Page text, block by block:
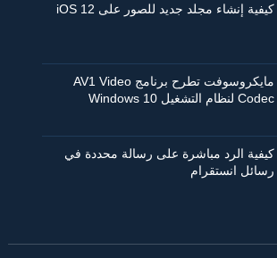
كيفية إنشاء مجلد جديد للصور على iOS 12
مايكروسوفت تطرح برنامج AV1 Video
Codec لنظام التشغيل Windows 10
كيفية الرد مباشرة على رسالة محددة في
رسائل انستقرام